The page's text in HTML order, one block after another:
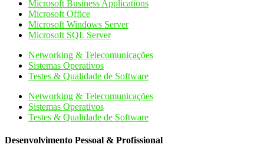
Microsoft Business Applications
Microsoft Office
Microsoft Windows Server
Microsoft SQL Server
Networking & Telecomunicações
Sistemas Operativos
Testes & Qualidade de Software
Networking & Telecomunicações
Sistemas Operativos
Testes & Qualidade de Software
Desenvolvimento Pessoal & Profissional